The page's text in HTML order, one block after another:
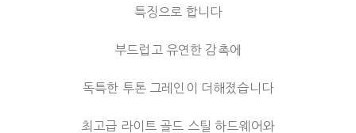
특징으로 합니다
부드럽고 유연한 감촉에
독특한 투톤 그레인이 더해졌습니다
최고급 라이트 골드 스틸 하드웨어와